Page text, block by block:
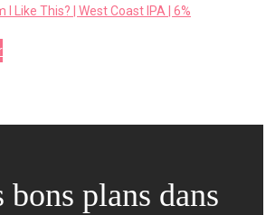
I Like This? | West Coast IPA | 6%
bons plans dans